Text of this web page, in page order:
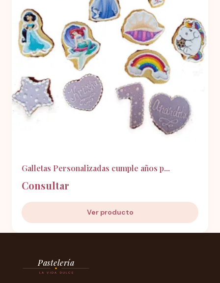
Galletas Personalizadas cumple años p...
Consultar
Ver producto
Pastelería
LA VIDA DULCE